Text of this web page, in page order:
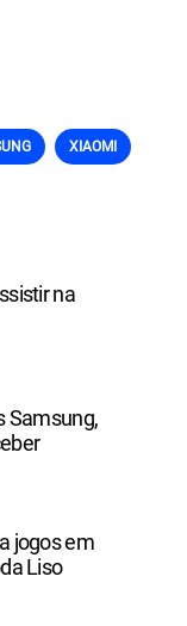
XIAOMI
na
Samsung,
jogos em
Liso